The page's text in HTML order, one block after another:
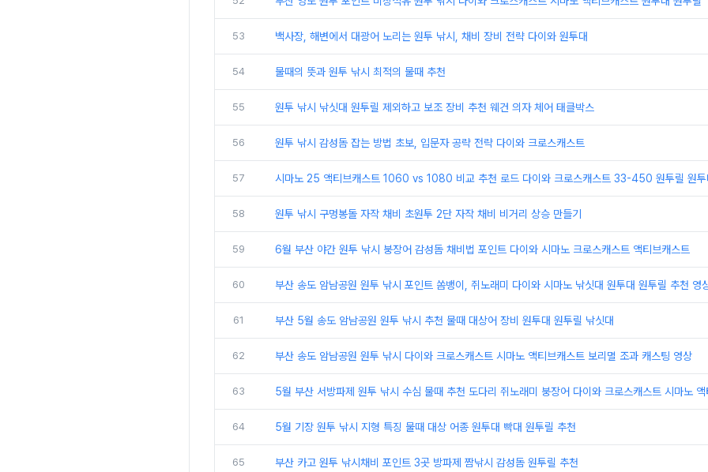
53 백사장, 해변에서 대광어 노리는 원투 낚시, 채비 장비 전략 다이와 원투대
54 물때의 뜻과 원투 낚시 최적의 물때 추천
55 원투 낚시 낚싯대 원투릴 제외하고 보조 장비 추천 웨건 의자 체어 태클박스
56 원투 낚시 감성돔 잡는 방법 초보, 입문자 공략 전략 다이와 크로스캐스트
57 시마노 25 액티브캐스트 1060 vs 1080 비교 추천 로드 다이와 크로스캐스트 33-450 원투릴 원투
58 원투 낚시 구멍봉돌 자작 채비 초원투 2단 자작 채비 비거리 상승 만들기
59 6월 부산 야간 원투 낚시 붕장어 감성돔 채비법 포인트 다이와 시마노 크로스캐스트 액티브캐스트
60 부산 송도 암남공원 원투 낚시 포인트 쏨뱅이, 쥐노래미 다이와 시마노 낚싯대 원투대 원투릴 추천 영
61 부산 5월 송도 암남공원 원투 낚시 추천 물때 대상어 장비 원투대 원투릴 낚싯대
62 부산 송도 암남공원 원투 낚시 다이와 크로스캐스트 시마노 액티브캐스트 보리멸 조과 캐스팅 영상
63 5월 부산 서방파제 원투 낚시 수심 물때 추천 도다리 쥐노래미 붕장어 다이와 크로스캐스트 시마노 액
64 5월 기장 원투 낚시 지형 특징 물때 대상 어종 원투대 빡대 원투릴 추천
65 부산 카고 원투 낚시채비 포인트 3곳 방파제 짬낚시 감성돔 원투릴 추천